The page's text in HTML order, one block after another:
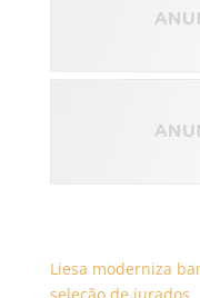
Liesa moderniza